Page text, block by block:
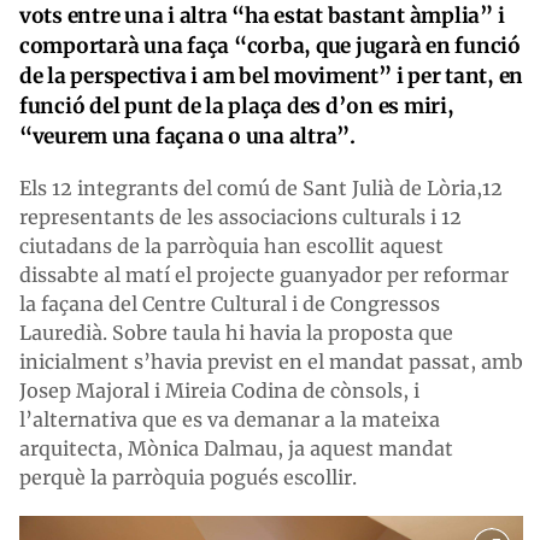
vots entre una i altra “ha estat bastant àmplia” i
comportarà una faça “corba, que jugarà en funció
de la perspectiva i am bel moviment” i per tant, en
funció del punt de la plaça des d’on es miri,
“veurem una façana o una altra”.
Els 12 integrants del comú de Sant Julià de Lòria,12
representants de les associacions culturals i 12
ciutadans de la parròquia han escollit aquest
dissabte al matí el projecte guanyador per reformar
la façana del Centre Cultural i de Congressos
Lauredià. Sobre taula hi havia la proposta que
inicialment s’havia previst en el mandat passat, amb
Josep Majoral i Mireia Codina de cònsols, i
l’alternativa que es va demanar a la mateixa
arquitecta, Mònica Dalmau, ja aquest mandat
perquè la parròquia pogués escollir.